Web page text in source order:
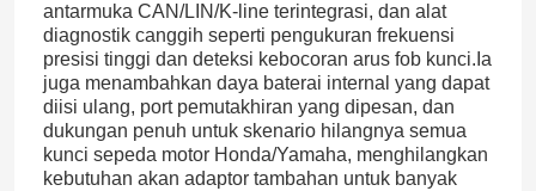
antarmuka CAN/LIN/K-line terintegrasi, dan alat
diagnostik canggih seperti pengukuran frekuensi
presisi tinggi dan deteksi kebocoran arus fob kunci. Ia
juga menambahkan daya baterai internal yang dapat
diisi ulang, port pemutakhiran yang dipesan, dan
dukungan penuh untuk skenario hilangnya semua
kunci sepeda motor Honda/Yamaha, menghilangkan
kebutuhan akan adaptor tambahan untuk banyak